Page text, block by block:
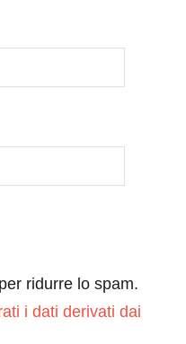
ridurre lo spam.
i dati derivati dai